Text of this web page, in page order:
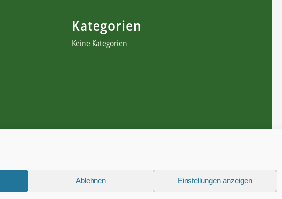
Ablehnen Einstellungen anzeigen
Kategorien
Keine Kategorien